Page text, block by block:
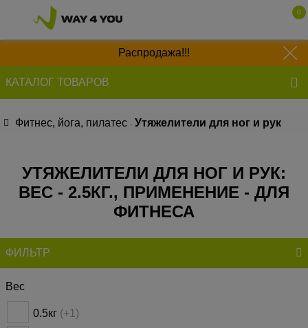
Распродажа!!!050 641 83 40
0
КАТАЛОГ ТОВАРОВ
Фитнес, йога, пилатес Утяжелители для ног и рук
УТЯЖЕЛИТЕЛИ ДЛЯ НОГ И РУК:
ВЕС - 2.5КГ., ПРИМЕНЕНИЕ - ДЛЯ
ФИТНЕСА
ФИЛЬТР
Вес
0.5кг (+1)